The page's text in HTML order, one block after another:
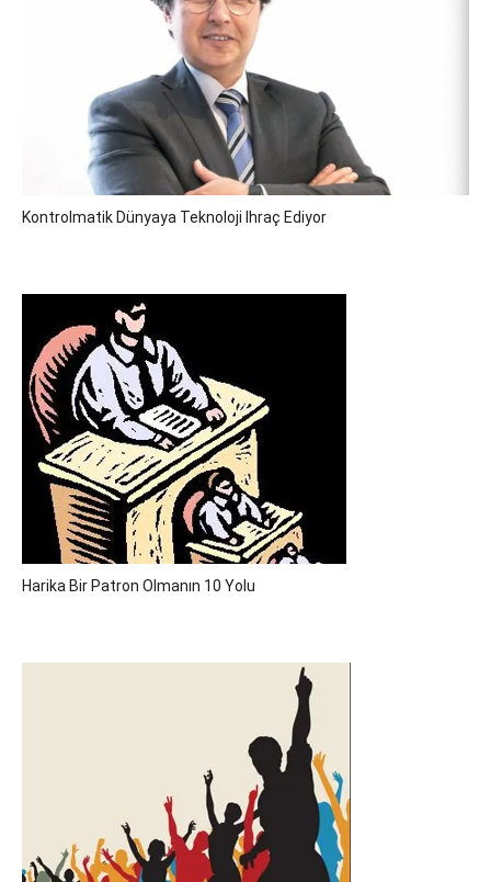
Kontrolmatik Dünyaya Teknoloji Ihraç Ediyor
Harika Bir Patron Olmanın 10 Yolu